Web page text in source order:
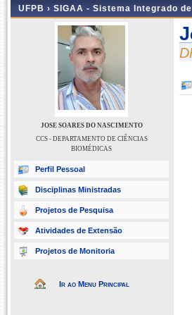
UFPB › SIGAA - Sistema Integrado
JOSE SOARES DO NASCIMENTO
CCS - DEPARTAMENTO DE CIÊNCIAS
BIOMÉDICAS
Perfil Pessoal
Disciplinas Ministradas
Projetos de Pesquisa
Atividades de Extensão
Projetos de Monitoria
Ir ao Menu Principal